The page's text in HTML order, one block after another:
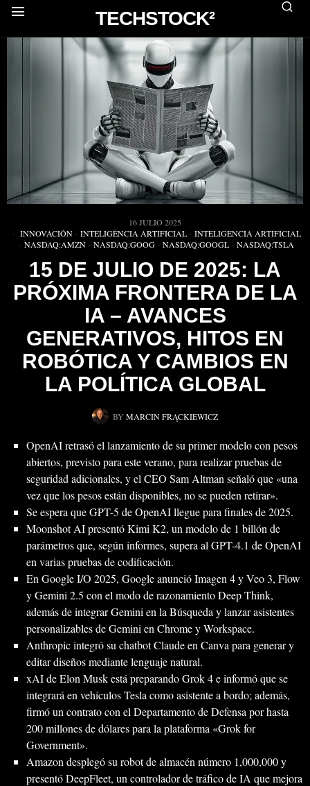
TECHSTOCK²
16 JULIO 2025
INNOVACIÓN · INTELIGÊNCIA ARTIFICIAL · INTELIGENCIA ARTIFICIAL
· NASDAQ:AMZN · NASDAQ:GOOG · NASDAQ:GOOGL · NASDAQ:TSLA
15 DE JULIO DE 2025: LA
PRÓXIMA FRONTERA DE LA
IA – AVANCES
GENERATIVOS, HITOS EN
ROBÓTICA Y CAMBIOS EN
LA POLÍTICA GLOBAL
BY MARCIN FRĄCKIEWICZ
OpenAI retrasó el lanzamiento de su primer modelo con pesos
abiertos, previsto para este verano, para realizar pruebas de
seguridad adicionales, y el CEO Sam Altman señaló que «una
vez que los pesos están disponibles, no se pueden retirar».
Se espera que GPT-5 de OpenAI llegue para finales de 2025.
Moonshot AI presentó Kimi K2, un modelo de 1 billón de
parámetros que, según informes, supera al GPT-4.1 de OpenAI
en varias pruebas de codificación.
En Google I/O 2025, Google anunció Imagen 4 y Veo 3, Flow
y Gemini 2.5 con el modo de razonamiento Deep Think,
además de integrar Gemini en la Búsqueda y lanzar asistentes
personalizables de Gemini en Chrome y Workspace.
Anthropic integró su chatbot Claude en Canva para generar y
editar diseños mediante lenguaje natural.
xAI de Elon Musk está preparando Grok 4 e informó que se
integrará en vehículos Tesla como asistente a bordo; además,
firmó un contrato con el Departamento de Defensa por hasta
200 millones de dólares para la plataforma «Grok for
Government».
Amazon desplegó su robot de almacén número 1,000,000 y
presentó DeepFleet, un controlador de tráfico de IA que mejora